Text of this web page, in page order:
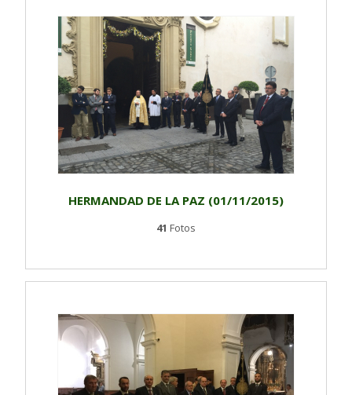
HERMANDAD DE LA PAZ (01/11/2015)
41 Fotos